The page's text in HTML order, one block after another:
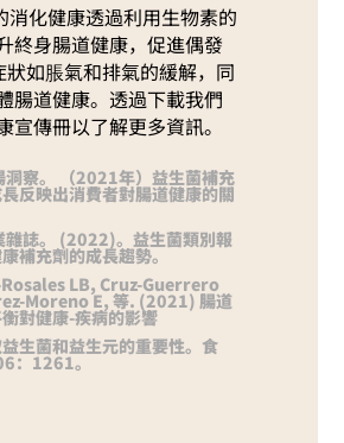
化健康透過利用生物素的
終身腸道健康，促進偶發
狀如脹氣和排氣的緩解，同
腸道健康。透過下載我們
宣傳冊以了解更多資訊。
洞察。 （2021年）益生菌補充
反映出消費者對腸道健康的關
雜誌。 (2022)。益生菌類別報
補充劑的成長趨勢。
LB, Cruz-Guerrero
Moreno E, 等. (2021) 腸道
對健康-疾病的影響
生菌和益生元的重要性。食
：1261。